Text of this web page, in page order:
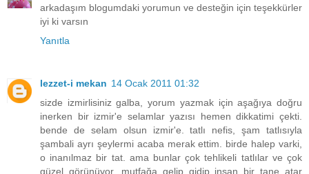
arkadaşım blogumdaki yorumun ve desteğin için teşekkürler
iyi ki varsın
Yanıtla
lezzet-i mekan 14 Ocak 2011 01:32
sizde izmirlisiniz galba, yorum yazmak için aşağıya doğru
inerken bir izmir'e selamlar yazısı hemen dikkatimi çekti.
bende de selam olsun izmir'e. tatlı nefis, şam tatlısıyla
şambali ayrı şeylermi acaba merak ettim. birde halep varki,
o inanılmaz bir tat. ama bunlar çok tehlikeli tatlılar ve çok
güzel görünüyor, mutfağa gelip gidip insan bir tane atar